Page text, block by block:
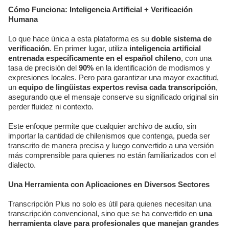
Cómo Funciona: Inteligencia Artificial + Verificación
Humana
Lo que hace única a esta plataforma es su doble sistema de
verificación. En primer lugar, utiliza inteligencia artificial
entrenada específicamente en el español chileno, con una
tasa de precisión del 90% en la identificación de modismos y
expresiones locales. Pero para garantizar una mayor exactitud,
un equipo de lingüistas expertos revisa cada transcripción,
asegurando que el mensaje conserve su significado original sin
perder fluidez ni contexto.
Este enfoque permite que cualquier archivo de audio, sin
importar la cantidad de chilenismos que contenga, pueda ser
transcrito de manera precisa y luego convertido a una versión
más comprensible para quienes no están familiarizados con el
dialecto.
Una Herramienta con Aplicaciones en Diversos Sectores
Transcripción Plus no solo es útil para quienes necesitan una
transcripción convencional, sino que se ha convertido en una
herramienta clave para profesionales que manejan grandes